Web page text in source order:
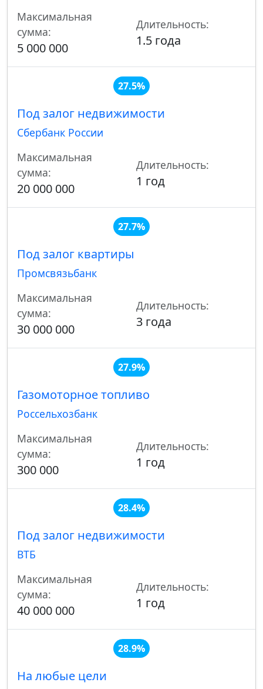
Максимальная
сумма:
5 000 000
Длительность:
1.5 года
27.5%
Под залог недвижимости
Сбербанк России
Максимальная
сумма:
20 000 000
Длительность:
1 год
27.7%
Под залог квартиры
Промсвязьбанк
Максимальная
сумма:
30 000 000
Длительность:
3 года
27.9%
Газомоторное топливо
Россельхозбанк
Максимальная
сумма:
300 000
Длительность:
1 год
28.4%
Под залог недвижимости
ВТБ
Максимальная
сумма:
40 000 000
Длительность:
1 год
28.9%
На любые цели